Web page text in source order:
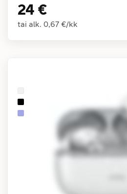
24 €
tai alk. 0,67 €/kk